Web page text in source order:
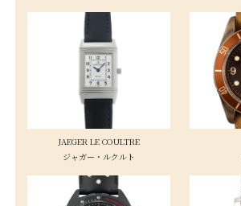
JAEGER LE COULTRE
ジャガー・ルクルト